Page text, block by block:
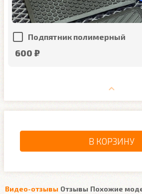
Подпятник полимерный
600 ₽
В КОРЗИНУ
Видео-отзывы Отзывы Похожие